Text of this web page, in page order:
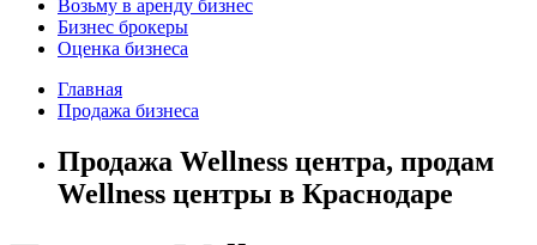
Возьму в аренду бизнес
Бизнес брокеры
Оценка бизнеса
Главная
Продажа бизнеса
Продажа Wellness центра, продам
Wellness центры в Краснодаре